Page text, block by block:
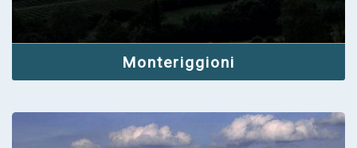
Monteriggioni